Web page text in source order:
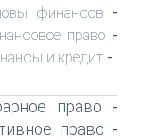
финансов -
право -
и кредит -
право -
право -